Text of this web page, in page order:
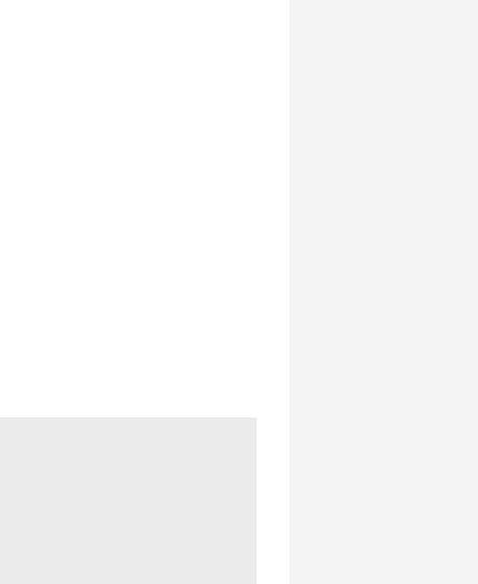
detaylı bilgi için Ayarlar
ve sitemizde ilgili